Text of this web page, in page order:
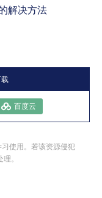
解决方法
百度云
使用。若该资源侵犯
理。